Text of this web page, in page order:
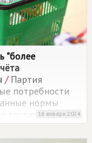
"более
/Партия
потребности
нормы
состава16 января 2024